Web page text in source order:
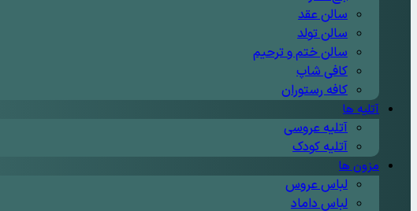
سالن عقد
سالن تولد
سالن ختم و ترحیم
کافی شاپ
کافه رستوران
آتلیه ها
آتلیه عروسی
آتلیه کودک
مزون ها
لباس عروس
لباس داماد